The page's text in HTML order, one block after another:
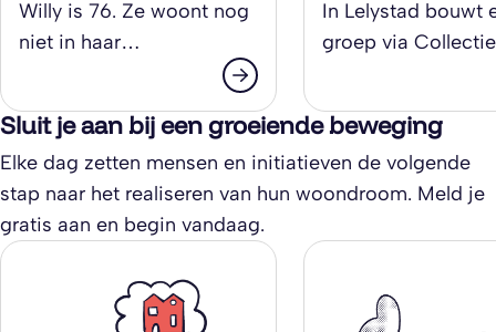
centrum van
Tilburg
Willy is 76. Ze woont nog
niet in haar
droomwoning, maar ze is
Samen met een groep
bouwt ze zelf
appartementen in het
centrum van Tilburg via
Opdrachtgeverschap
In Lelystad bouwt
groep via
(CPO) aan wonen
manier die past
toekomst: met
ecologische
Sluit je aan bij een groeiende beweging
Elke dag zetten mensen en initiatieven de volgende
stap naar het realiseren van hun woondroom. Meld je
gratis aan en begin vandaag.